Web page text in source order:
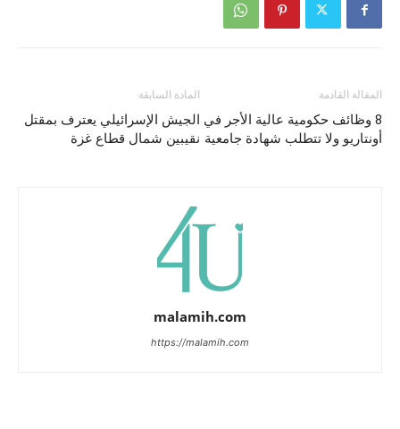
المادة السابقة
الجيش الإسرائيلي يعترف بمقتل
نقيبين شمال قطاع غزة
المقالة القادمة
8 وظائف حكومية عالية الأجر في
أونتاريو ولا تتطلب شهادة جامعية
malamih.com
https://malamih.com